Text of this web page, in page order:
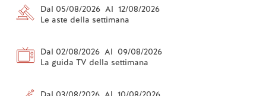
Dal 05/08/2026 Al 12/08/2026
Le aste della settimana
Dal 02/08/2026 Al 09/08/2026
La guida TV della settimana